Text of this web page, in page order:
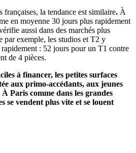
françaises, la tendance est similaire. À
en moyenne 30 jours plus rapidement
aussi dans des marchés plus
par exemple, les studios et T2 y
: 52 jours pour un T1 contre
de 4 pièces.
à financer, les petites surfaces
aux primo-accédants, aux jeunes
Paris comme dans les grandes
se vendent plus vite et se louent